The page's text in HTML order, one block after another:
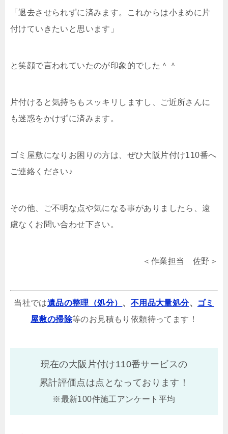
「退去させられずに済みます。これからは小まめに片
付けていきたいと思います」
と笑顔で言われていたのが印象的でした＾＾
片付けると気持ちもスッキリしますし、ご近所さんに
も迷惑をかけずに済みます。
ゴミ屋敷になりお困りの方は、ぜひ大阪片付け110番へ
ご連絡ください♪
その他、ご不明な点や気になる事がありましたら、遠
慮なくお問い合わせ下さい。
＜作業担当 佐野＞
当社では遺品の整理（処分） 、 不用品大量処分、
ゴミ
屋敷の掃除等のお見積もり依頼待ってます！
現在の大阪片付け110番サービスの
累計評価点は点となっております！
※最新100件施工アンケート平均